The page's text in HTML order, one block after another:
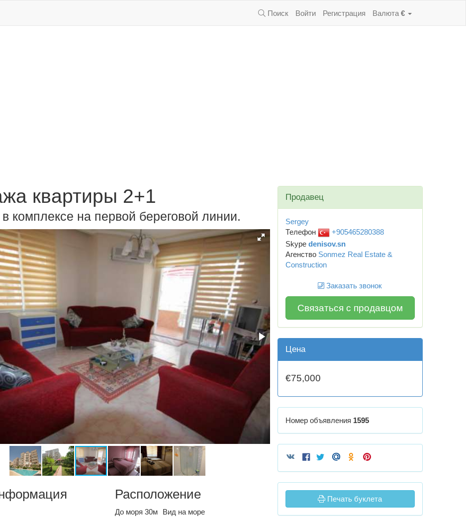
Поиск Войти Регистрация Валюта €
квартиры 2+1
комплексе на первой береговой линии.
Расположение
До моря 30м
Вид на море
Продавец
Sergey
Телефон
+905465280388
Skype denisov.sn
Агенство Sonmez Real Estate &
Construction
Заказать звонок
Связаться с продавцом
Цена
€75,000
Номер объявления 1595
Печать буклета